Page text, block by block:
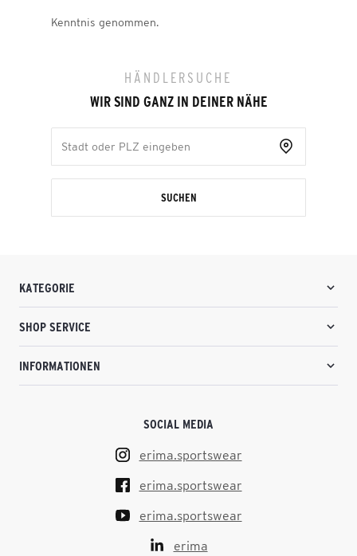
Kenntnis genommen.
HÄNDLERSUCHE
WIR SIND GANZ IN DEINER NÄHE
SUCHEN
KATEGORIE
SHOP SERVICE
INFORMATIONEN
SOCIAL MEDIA
erima.sportswear
erima.sportswear
erima.sportswear
erima